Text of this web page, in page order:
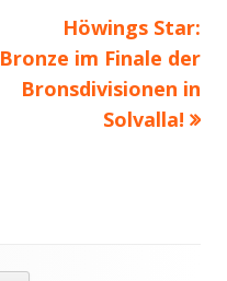
Nächster
Beitrag
Höwings Star:
Bronze im Finale der
Bronsdivisionen in
Solvalla!